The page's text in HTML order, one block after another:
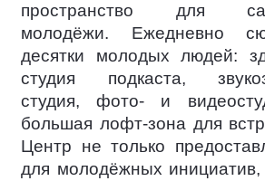
пространство для
молодёжи. Ежедневно
десятки молодых людей:
студия подкаста,
студия, фото- и
большая лофт-зона для
Центр не только
для молодёжных